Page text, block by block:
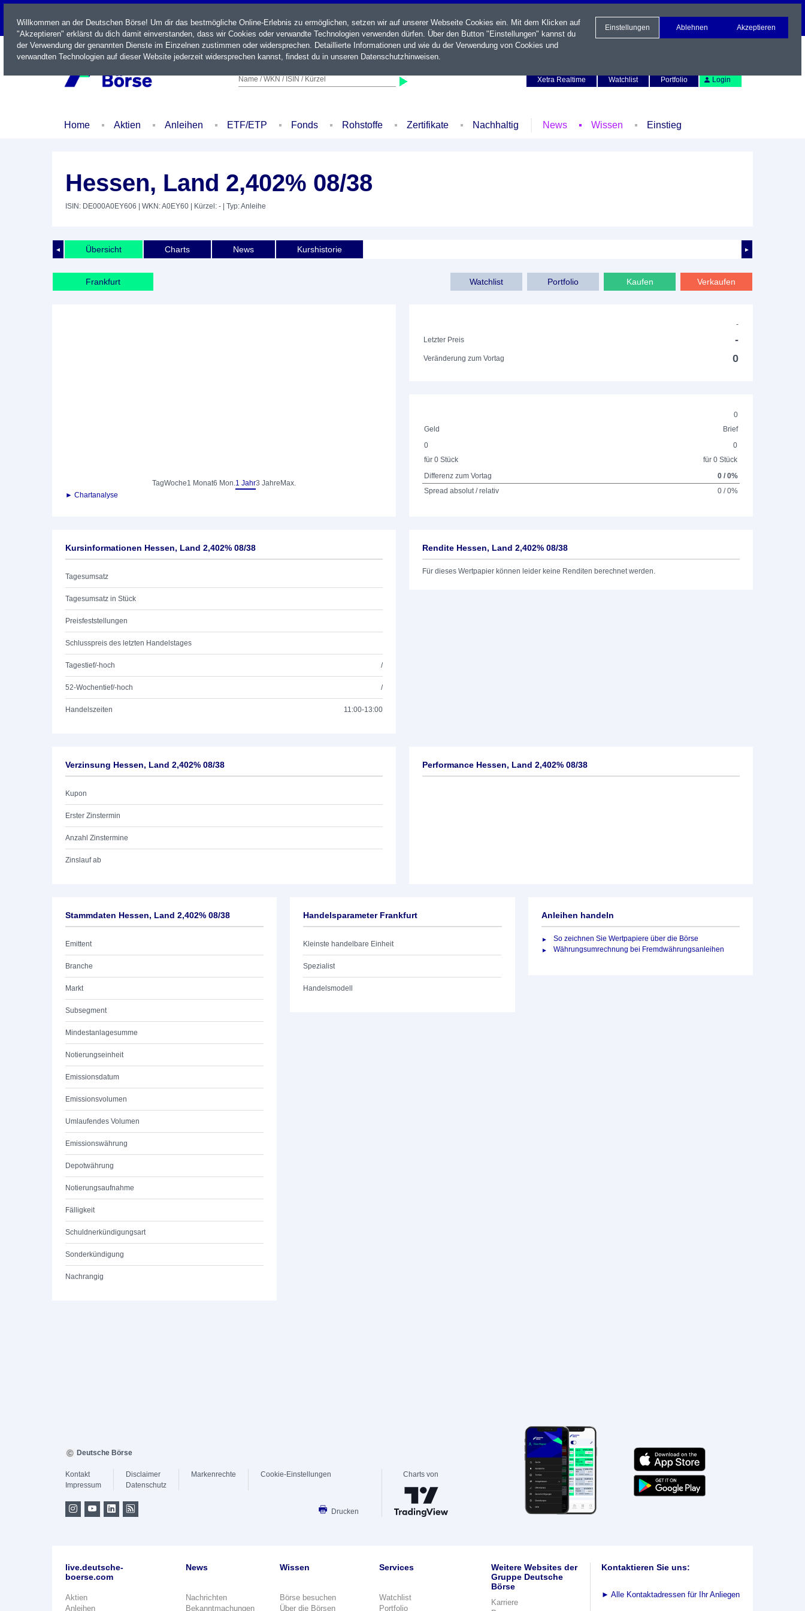
LIVE
Name / WKN / ISIN / Kürzel
Xetra Realtime
Watchlist Portfolio Login
Home Aktien Anleihen ETF/ETP Fonds Rohstoffe Zertifikate Nachhaltig News Wissen Einstieg
Hessen, Land 2,402% 08/38
ISIN: DE000A0EY606 | WKN: A0EY60 | Kürzel: - | Typ: Anleihe
◄ ►
Übersicht Charts News Kurshistorie
Frankfurt Verkaufen
Kaufen
Portfolio
Watchlist
TagWoche1 Monat6 Mon.1 Jahr3 Jahre Max.
► Chartanalyse
-
Letzter Preis
-
Veränderung zum Vortag 0
0
Geld
Brief
0
für 0 Stück
0
für 0 Stück
Differenz zum Vortag
0 / 0%
Spread absolut / relativ
0 / 0%
Kursinformationen Hessen, Land 2,402% 08/38
Tagesumsatz
Tagesumsatz in Stück
Preisfeststellungen
Schlusspreis des letzten Handelstages
Tagestief/-hoch /
52-Wochentief/-hoch /
Handelszeiten 11:00-13:00
Rendite Hessen, Land 2,402% 08/38
Für dieses Wertpapier können leider keine Renditen berechnet werden.
Verzinsung Hessen, Land 2,402% 08/38
Kupon
Erster Zinstermin
Anzahl Zinstermine
Zinslauf ab
Performance Hessen, Land 2,402% 08/38
Stammdaten Hessen, Land 2,402% 08/38
Emittent
Branche
Markt
Subsegment
Mindestanlagesumme
Notierungseinheit
Emissionsdatum
Emissionsvolumen
Umlaufendes Volumen
Emissionswährung
Depotwährung
Notierungsaufnahme
Fälligkeit
Schuldnerkündigungsart
Sonderkündigung
Nachrangig
Handelsparameter Frankfurt
Kleinste handelbare Einheit
Spezialist
Handelsmodell
Anleihen handeln
So zeichnen Sie Wertpapiere über die Börse
Währungsumrechnung bei Fremdwährungsanleihen
Willkommen an der Deutschen Börse! Um dir das bestmögliche Online-Erlebnis zu ermöglichen, setzen wir auf unserer Webseite Cookies ein. Mit dem Klicken auf
"Akzeptieren" erklärst du dich damit einverstanden, dass wir Cookies oder verwandte Technologien verwenden dürfen. Über den Button "Einstellungen" kannst du
der Verwendung der genannten Dienste im Einzelnen zustimmen oder widersprechen. Detaillierte Informationen und wie du der Verwendung von Cookies und
verwandten Technologien auf dieser Website jederzeit widersprechen kannst, findest du in unseren Datenschutzhinweisen.
Einstellungen Ablehnen Akzeptieren
Deutsche Börse
Kontakt
Impressum
Disclaimer
Datenschutz
Markenrechte Cookie-Einstellungen
Drucken
Charts von
live.deutsche-
boerse.com
Aktien
Anleihen
News
Nachrichten
Bekanntmachungen
Wissen
Börse besuchen
Über die Börsen
Services
Watchlist
Portfolio
Weitere Websites der
Gruppe Deutsche
Börse
Karriere
Kontaktieren Sie uns:
► Alle Kontaktadressen für Ihr Anliegen